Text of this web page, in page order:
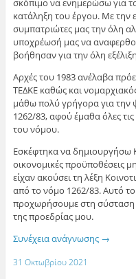
σκόπιμο να ενημερώσω για
κατάληξη του έργου. Με την
συμπατριώτες μας την όλη
υποχρέωσή μας να
βοήθησαν για την όλη
Αρχές του 1983 ανέλαβα
ΤΕΔΚΕ καθώς και
μάθω πολύ γρήγορα για την
1262/83, αφού έμαθα όλες
του νόμου.
Εσκέφτηκα να δημιουργήσω
οικονομικές προϋποθέσεις
είχαν ακούσει τη λέξη
από το νόμο 1262/83. Αυτό το
προχωρήσουμε στη σύσταση
της προεδρίας μου.
Συνέχεια ανάγνωσης →
31 Οκτωβρίου 2021